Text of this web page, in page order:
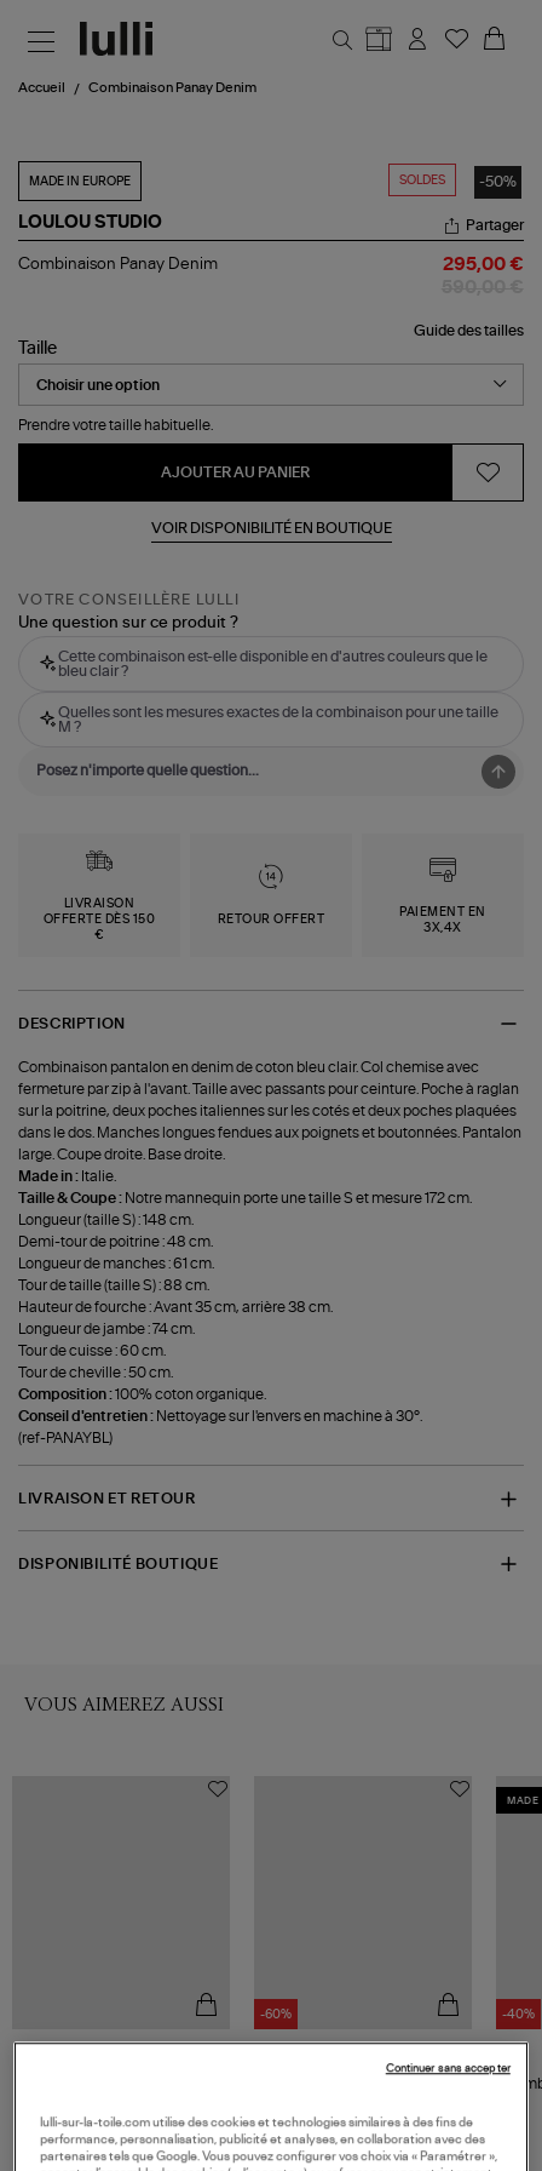
Accueil Combinaison Panay Denim
SOLDES -50%
MADE IN EUROPE
LOULOU STUDIO
Combinaison
Partager
Combinaison Panay Denim 295,00 €
Guide des tailles
Taille
Prendre votre taille habituelle.
AJOUTER AU PANIER
VOIR DISPONIBILITÉ EN BOUTIQUE
VOTRE CONSEILLÈRE LULLI
Une question sur ce produit ?
Cette combinaison est-elle disponible en d'autres couleurs que le
bleu clair ?
Quelles sont les mesures exactes de la combinaison pour une taille
M ?
LIVRAISON
OFFERTE DÈS 150
€
RETOUR OFFERT
PAIEMENT EN
3X,4X
DESCRIPTION
Combinaison pantalon en denim de coton bleu clair. Col chemise avec
fermeture par zip à l'avant. Taille avec passants pour ceinture. Poche à raglan
sur la poitrine, deux poches italiennes sur les cotés et deux poches plaquées
dans le dos. Manches longues fendues aux poignets et boutonnées. Pantalon
large. Coupe droite. Base droite.
Made in : Italie.
Taille & Coupe : Notre mannequin porte une taille S et mesure 172 cm.
Longueur (taille S) : 148 cm.
Demi-tour de poitrine : 48 cm.
Longueur de manches : 61 cm.
Tour de taille (taille S) : 88 cm.
Hauteur de fourche : Avant 35 cm, arrière 38 cm.
Longueur de jambe : 74 cm.
Tour de cuisse : 60 cm.
Tour de cheville : 50 cm.
Composition :100% coton organique.
Conseil d'entretien : Nettoyage sur l'envers en machine à 30°.
(ref-PANAYBL)
LIVRAISON ET RETOUR
DISPONIBILITÉ BOUTIQUE
VOUS AIMEREZ AUSSI
-60%
645,00 €
OVERLOVER
MADE
-40%
lulli-sur-la-toile.com utilise des cookies et technologies similaires à des fins de
performance, personnalisation, publicité et analyses, en collaboration avec des
partenaires tels que Google. Vous pouvez configurer vos choix via « Paramétrer »,
Continuer sans accepter